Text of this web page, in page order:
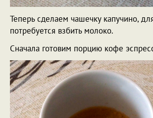
Теперь сделаем чашечку капучино,
потребуется взбить молоко.
Сначала готовим порцию кофе